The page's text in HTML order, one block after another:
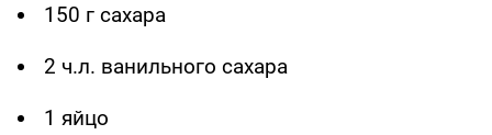
150 г сахара
2 ч.л. ванильного сахара
1 яйцо